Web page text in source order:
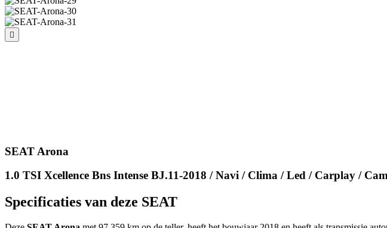
SEAT Arona
1.0 TSI Xcellence Bns Intense BJ.11-2018 / Navi / Clima / Led / Carplay /
Specificaties van deze SEAT